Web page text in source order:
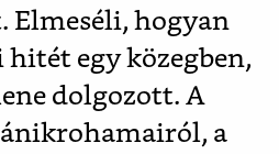
Elmeséli, hogyan
egy közegben,
dolgozott. A
a